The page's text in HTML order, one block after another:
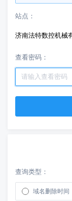
站点：
济南法特数控机械
查看密码：
查询类型：
域名删除时间